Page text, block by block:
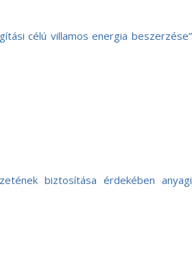
célú villamos energia beszerzése”
biztosítása érdekében anyagi